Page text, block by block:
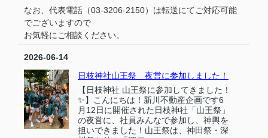
なお、代表電話（03-3206-2150）は転送にてご対応可能
でございますので
お気軽にご相談ください。
2026-06-14
日枝神社山王祭 夜営に参加しました！
【日枝神社 山王祭に参加してきました！
✨】こんにちは！新川不動産企画です6
月12日に開催された日枝神社「山王祭」
の夜営に、社員みんなで参加し、神輿を
担いできました！山王祭は、神田祭・深